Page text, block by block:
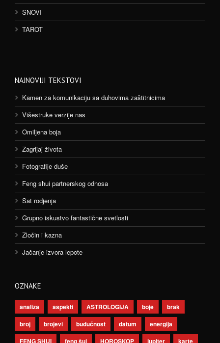
SNOVI
TAROT
NAJNOVIJI TEKSTOVI
Kamen za komunikaciju sa duhovima zaštitnicima
Višestruke verzije nas
Omiljena boja
Zagrljaj života
Fotografije duše
Feng shui partnerskog odnosa
Sat rodjenja
Grupno iskustvo fantastične svetlosti
Zločin i kazna
Jačanje izvora lepote
OZNAKE
analiza aspekti ASTROLOGIJA boje
brak
broj
brojevi budućnost datum
energija
FENG SHUI
feng šui HOROSKOP jupiter karte